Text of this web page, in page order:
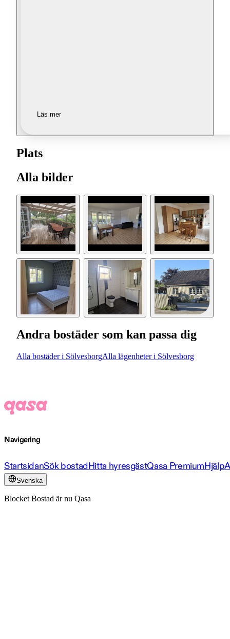
Läs mer
Plats
Alla bilder
Andra bostäder som kan passa dig
Alla bostäder i SölvesborgAlla lägenheter i Sölvesborg
Navigering
StartsidanSök bostadHitta hyresgästQasa PremiumHjälp
Svenska
Blocket Bostad är nu Qasa